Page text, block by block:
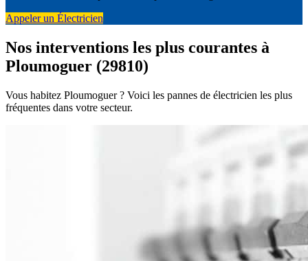
Appeler un Électricien
Nos interventions les plus courantes à
Ploumoguer (29810)
Vous habitez Ploumoguer ? Voici les pannes de électricien les plus
fréquentes dans votre secteur.